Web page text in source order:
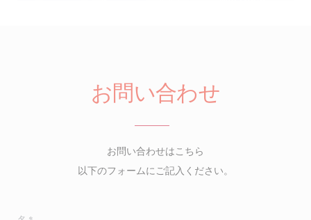
お問い合わせ
お問い合わせはこちら
以下のフォームにご記入ください。